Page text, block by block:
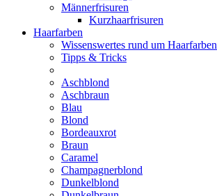
Männerfrisuren
Kurzhaarfrisuren
Haarfarben
Wissenswertes rund um Haarfarben
Tipps & Tricks
Aschblond
Aschbraun
Blau
Blond
Bordeauxrot
Braun
Caramel
Champagnerblond
Dunkelblond